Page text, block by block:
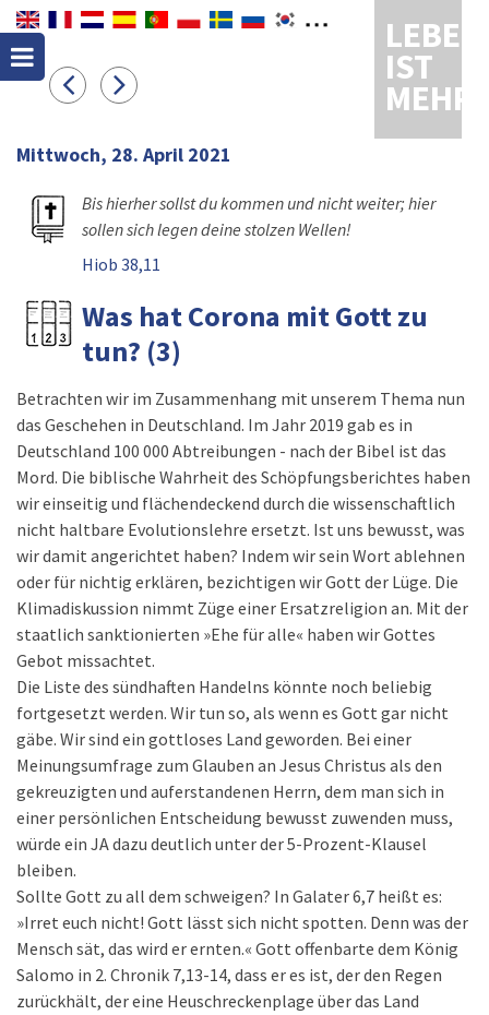
LEBEN
IST
MEHR
Mittwoch, 28. April 2021
Bis hierher sollst du kommen und nicht weiter; hier
sollen sich legen deine stolzen Wellen!
Hiob 38,11
Was hat Corona mit Gott zu
tun? (3)
Betrachten wir im Zusammenhang mit unserem Thema nun
das Geschehen in Deutschland. Im Jahr 2019 gab es in
Deutschland 100 000 Abtreibungen - nach der Bibel ist das
Mord. Die biblische Wahrheit des Schöpfungsberichtes haben
wir einseitig und flächendeckend durch die wissenschaftlich
nicht haltbare Evolutionslehre ersetzt. Ist uns bewusst, was
wir damit angerichtet haben? Indem wir sein Wort ablehnen
oder für nichtig erklären, bezichtigen wir Gott der Lüge. Die
Klimadiskussion nimmt Züge einer Ersatzreligion an. Mit der
staatlich sanktionierten »Ehe für alle« haben wir Gottes
Gebot missachtet.
Die Liste des sündhaften Handelns könnte noch beliebig
fortgesetzt werden. Wir tun so, als wenn es Gott gar nicht
gäbe. Wir sind ein gottloses Land geworden. Bei einer
Meinungsumfrage zum Glauben an Jesus Christus als den
gekreuzigten und auferstandenen Herrn, dem man sich in
einer persönlichen Entscheidung bewusst zuwenden muss,
würde ein JA dazu deutlich unter der 5-Prozent-Klausel
bleiben.
Sollte Gott zu all dem schweigen? In Galater 6,7 heißt es:
»Irret euch nicht! Gott lässt sich nicht spotten. Denn was der
Mensch sät, das wird er ernten.« Gott offenbarte dem König
Salomo in 2. Chronik 7,13-14, dass er es ist, der den Regen
zurückhält, der eine Heuschreckenplage über das Land